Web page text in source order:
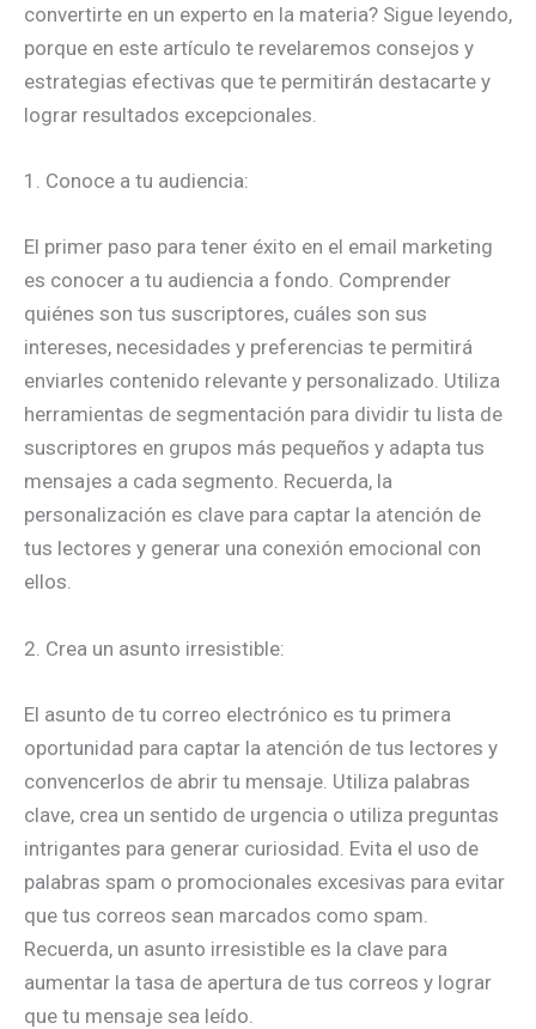
convertirte en un experto en la materia? Sigue leyendo,
porque en este artículo te revelaremos consejos y
estrategias efectivas que te permitirán destacarte y
lograr resultados excepcionales.
1. Conoce a tu audiencia:
El primer paso para tener éxito en el email marketing
es conocer a tu audiencia a fondo. Comprender
quiénes son tus suscriptores, cuáles son sus
intereses, necesidades y preferencias te permitirá
enviarles contenido relevante y personalizado. Utiliza
herramientas de segmentación para dividir tu lista de
suscriptores en grupos más pequeños y adapta tus
mensajes a cada segmento. Recuerda, la
personalización es clave para captar la atención de
tus lectores y generar una conexión emocional con
ellos.
2. Crea un asunto irresistible:
El asunto de tu correo electrónico es tu primera
oportunidad para captar la atención de tus lectores y
convencerlos de abrir tu mensaje. Utiliza palabras
clave, crea un sentido de urgencia o utiliza preguntas
intrigantes para generar curiosidad. Evita el uso de
palabras spam o promocionales excesivas para evitar
que tus correos sean marcados como spam.
Recuerda, un asunto irresistible es la clave para
aumentar la tasa de apertura de tus correos y lograr
que tu mensaje sea leído.